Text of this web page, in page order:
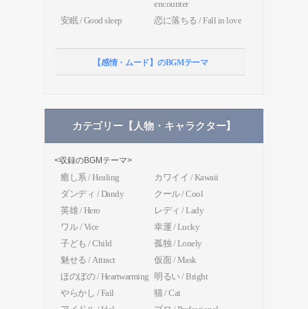
encounter
安眠 / Good sleep
恋に落ちる / Fall in love
【感情・ムード】のBGMテーマ
カテゴリー【人物・キャラクター】
<収録のBGMテーマ>
癒し系 / Healing
カワイイ / Kawaii
ダンディ / Dandy
クール / Cool
英雄 / Hero
レディ / Lady
ワル / Vice
幸運 / Lucky
子ども / Child
孤独 / Lonely
魅せる / Attract
仮面 / Mask
ほのぼの / Heartwarming 明るい / Bright
やらかし / Fail
猫 / Cat